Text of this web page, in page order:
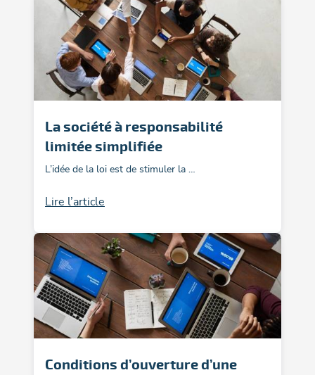
La société à responsabilité
limitée simplifiée
L’idée de la loi est de stimuler la …
Lire l’article
Conditions d’ouverture d’une